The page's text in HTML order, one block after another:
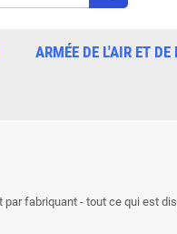
ARMÉE DE L'AIR ET DE
fabriquant - tout ce qui est